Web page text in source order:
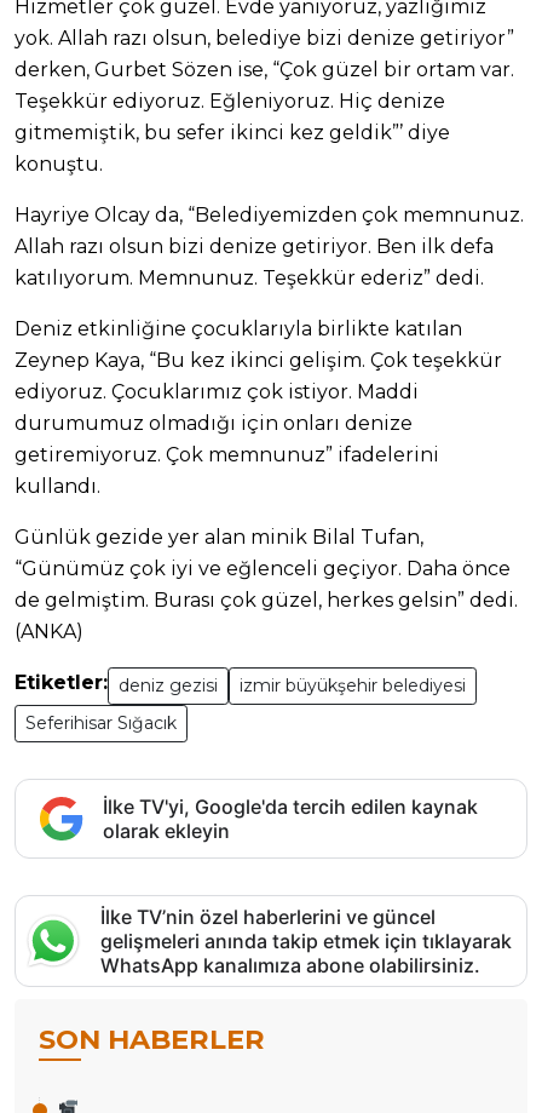
Hizmetler çok güzel. Evde yanıyoruz, yazlığımız
yok. Allah razı olsun, belediye bizi denize getiriyor”
derken, Gurbet Sözen ise, “Çok güzel bir ortam var.
Teşekkür ediyoruz. Eğleniyoruz. Hiç denize
gitmemiştik, bu sefer ikinci kez geldik”’ diye
konuştu.
Hayriye Olcay da, “Belediyemizden çok memnunuz.
Allah razı olsun bizi denize getiriyor. Ben ilk defa
katılıyorum. Memnunuz. Teşekkür ederiz” dedi.
Deniz etkinliğine çocuklarıyla birlikte katılan
Zeynep Kaya, “Bu kez ikinci gelişim. Çok teşekkür
ediyoruz. Çocuklarımız çok istiyor. Maddi
durumumuz olmadığı için onları denize
getiremiyoruz. Çok memnunuz” ifadelerini
kullandı.
Günlük gezide yer alan minik Bilal Tufan,
“Günümüz çok iyi ve eğlenceli geçiyor. Daha önce
de gelmiştim. Burası çok güzel, herkes gelsin” dedi.
(ANKA)
Etiketler: deniz gezisi
izmir büyükşehir belediyesi
Seferihisar Sığacık
İlke TV'yi, Google'da tercih edilen kaynak
olarak ekleyin
İlke TV’nin özel haberlerini ve güncel
gelişmeleri anında takip etmek için tıklayarak
WhatsApp kanalımıza abone olabilirsiniz.
SON HABERLER